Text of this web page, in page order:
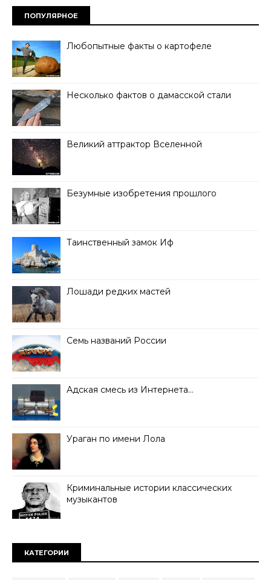
ПОПУЛЯРНОЕ
Любопытные факты о картофеле
Несколько фактов о дамасской стали
Великий аттрактор Вселенной
Безумные изобретения прошлого
Таинственный замок Иф
Лошади редких мастей
Семь названий России
Адская смесь из Интернета…
Ураган по имени Лола
Криминальные истории классических
музыкантов
КАТЕГОРИИ